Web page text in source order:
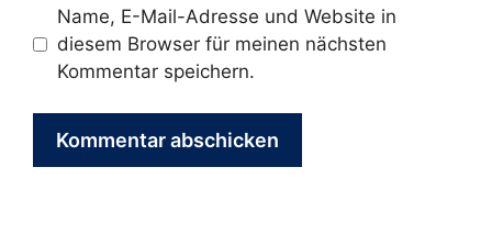
Name, E-Mail-Adresse und Website in
diesem Browser für meinen nächsten
Kommentar speichern.